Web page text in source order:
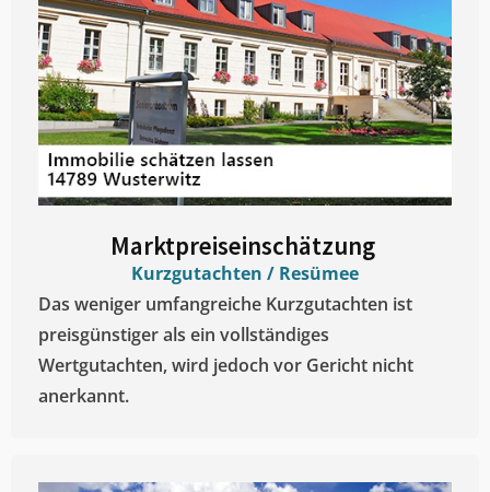
Marktpreiseinschätzung ​
Kurzgutachten / Resümee
Das weniger umfangreiche Kurzgutachten ist
preisgünstiger als ein vollständiges
Wertgutachten, wird jedoch vor Gericht nicht
anerkannt.